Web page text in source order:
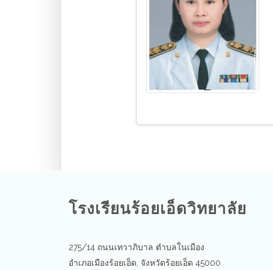
โรงเรียนร้อยเอ็ดวิทยาลัย
275/14 ถนนเทวาภิบาล ตำบลในเมือง
อำเภอเมืองร้อยเอ็ด, จังหวัดร้อยเอ็ด 45000